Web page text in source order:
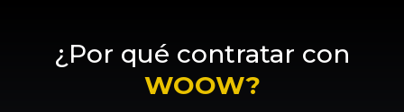
¿Por qué contratar con
WOOW?